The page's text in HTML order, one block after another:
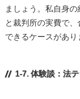
ましょう。私自身
と裁判所の実費で
できるケースがあり
1-7. 体験談：法